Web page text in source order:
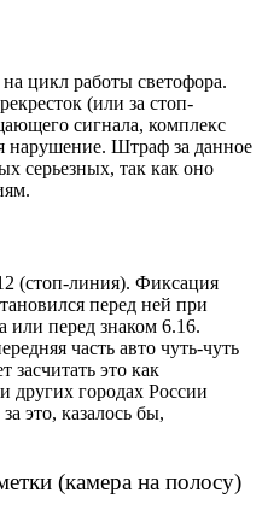
цикл работы светофора.
(или за стоп-
сигнала, комплекс
нарушение. Штраф за данное
серьезных, так как оно
(стоп-линия). Фиксация
перед ней при
или перед знаком 6.16.
часть авто чуть-чуть
засчитать это как
других городах России
это, казалось бы,
(камера на полосу)